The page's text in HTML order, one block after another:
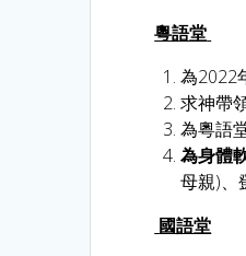
粵語堂
為2022
求神帶
為粵語
為身體
母親)、
國語堂